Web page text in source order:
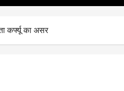
कर्फ्यू का असर